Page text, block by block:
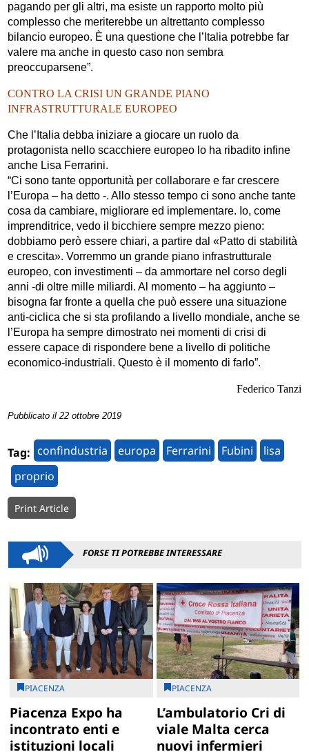
pagando per gli altri, ma esiste un rapporto molto più
complesso che meriterebbe un altrettanto complesso
bilancio europeo. È una questione che l’Italia potrebbe far
valere ma anche in questo caso non sembra
preoccuparsene”.
CONTRO LA CRISI UN GRANDE PIANO
INFRASTRUTTURALE EUROPEO
Che l’Italia debba iniziare a giocare un ruolo da
protagonista nello scacchiere europeo lo ha ribadito infine
anche Lisa Ferrarini.
“Ci sono tante opportunità per collaborare e far crescere
l’Europa – ha detto -. Allo stesso tempo ci sono anche tante
cosa da cambiare, migliorare ed implementare. Io, come
imprenditrice, vedo il bicchiere sempre mezzo pieno:
dobbiamo però essere chiari, a partire dal «Patto di stabilità
e crescita». Vorremmo un grande piano infrastrutturale
europeo, con investimenti – da ammortare nel corso degli
anni -di oltre mille miliardi. Al momento – ha aggiunto –
bisogna far fronte a quella che può essere una situazione
anti-ciclica che si sta profilando a livello mondiale, anche se
l’Europa ha sempre dimostrato nei momenti di crisi di
essere capace di rispondere bene a livello di politiche
economico-industriali. Questo è il momento di farlo”.
Federico Tanzi
Pubblicato il 22 ottobre 2019
Tag: confindustria europa Ferrarini Fubini
lisa
proprio
Print Article
FORSE TI POTREBBE INTERESSARE
PIACENZA
Piacenza Expo ha
incontrato enti e
istituzioni locali
PIACENZA
L’ambulatorio Cri di
viale Malta cerca
nuovi infermieri